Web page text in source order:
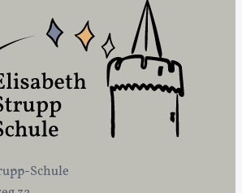
Schule